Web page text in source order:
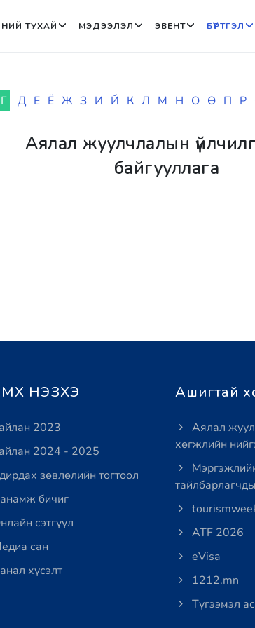
ТУХАЙ МЭДЭЭЛЭЛ ЭВЕНТ БҮРТГЭЛ
Г Д Е Ё Ж З И Й К Л М Н О Ө П Р
Аялал жуулчлалын
байгууллага
НЭЗХЭ
2023
2024 - 2025
зөвлөлийн тогтоол
бичиг
сэтгүүл
сан
хүсэлт
Ашигтай
Аялал
хөгжлийн
ATF 2026
eVisa
1212.mn
Түгээмэл